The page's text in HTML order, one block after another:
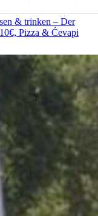
& trinken – Der
Pizza & Ćevapi